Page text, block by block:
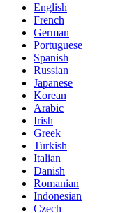
English
French
German
Portuguese
Spanish
Russian
Japanese
Korean
Arabic
Irish
Greek
Turkish
Italian
Danish
Romanian
Indonesian
Czech